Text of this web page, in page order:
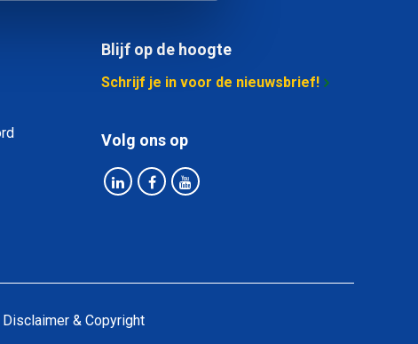
Blijf op de hoogte
Schrijf je in voor de nieuwsbrief!
Volg ons op
Disclaimer & Copyright